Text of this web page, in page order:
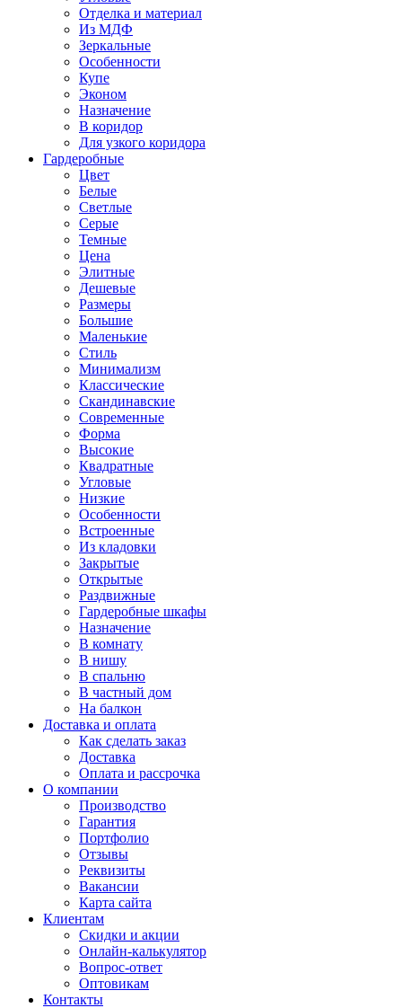
Отделка и материал
Из МДФ
Зеркальные
Особенности
Купе
Эконом
Назначение
В коридор
Для узкого коридора
Гардеробные
Цвет
Белые
Светлые
Серые
Темные
Цена
Элитные
Дешевые
Размеры
Большие
Маленькие
Стиль
Минимализм
Классические
Скандинавские
Современные
Форма
Высокие
Квадратные
Угловые
Низкие
Особенности
Встроенные
Из кладовки
Закрытые
Открытые
Раздвижные
Гардеробные шкафы
Назначение
В комнату
В нишу
В спальню
В частный дом
На балкон
Доставка и оплата
Как сделать заказ
Доставка
Оплата и рассрочка
О компании
Производство
Гарантия
Портфолио
Отзывы
Реквизиты
Вакансии
Карта сайта
Клиентам
Скидки и акции
Онлайн-калькулятор
Вопрос-ответ
Оптовикам
Контакты